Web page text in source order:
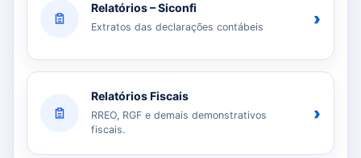
Relatórios – Siconfi
Extratos das declarações contábeis ›
Relatórios Fiscais
RREO, RGF e demais demonstrativos
fiscais.
›